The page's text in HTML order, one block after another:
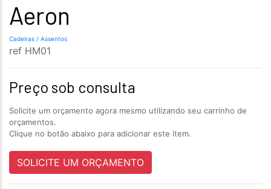
Aeron
Cadeiras / Assentos
ref HM01
Preço sob consulta
Solicite um orçamento agora mesmo utilizando seu carrinho de
orçamentos.
Clique no botão abaixo para adicionar este item.
SOLICITE UM ORÇAMENTO